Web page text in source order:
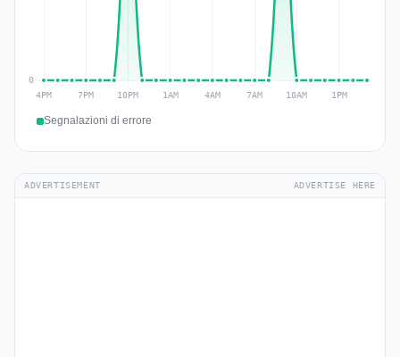
Segnalazioni di errore
ADVERTISEMENT ADVERTISE HERE